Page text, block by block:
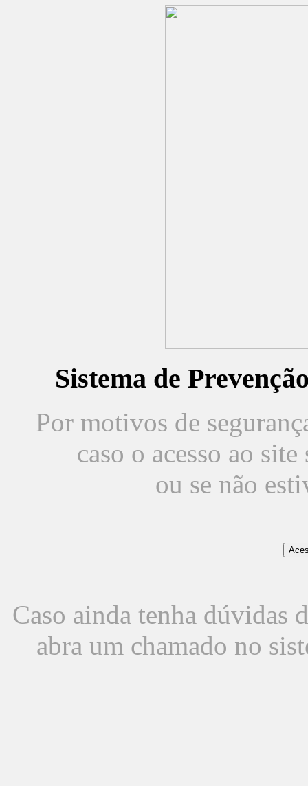
Sistema de
Por motivos de
caso o acesso ao
ou se não
Caso ainda tenha dúvidas
abra um chamado no